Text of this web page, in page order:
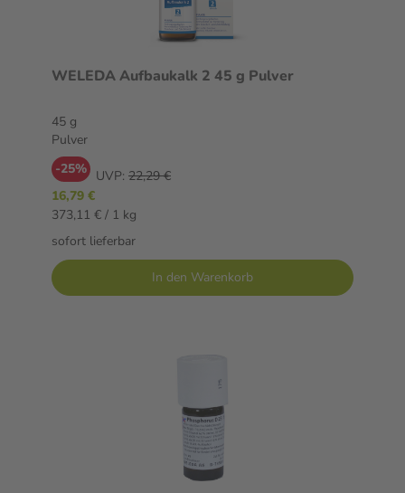
WELEDA Aufbaukalk 2 45 g Pulver
45 g
Pulver
-25% UVP: 22,29 €
16,79 €
373,11 € / 1 kg
sofort lieferbar
In den Warenkorb